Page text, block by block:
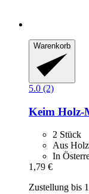
Warenkorb
5.0 (2)
Keim Holz-​
2 Stück
Aus Holz
In
1,79 €
Zustellung bis